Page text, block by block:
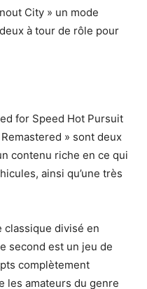
City » un mode
à tour de rôle pour
for Speed Hot Pursuit
» sont deux
contenu riche en ce qui
ainsi qu’une très
classique divisé en
second est un jeu de
complètement
les amateurs du genre